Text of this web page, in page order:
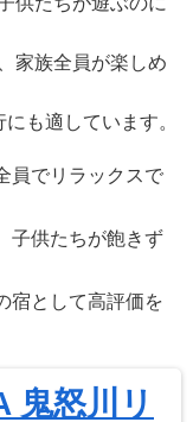
家族全員が楽しめ
も適しています。
員でリラックスで
子供たちが飽きず
宿として高評価を
鬼怒川リ